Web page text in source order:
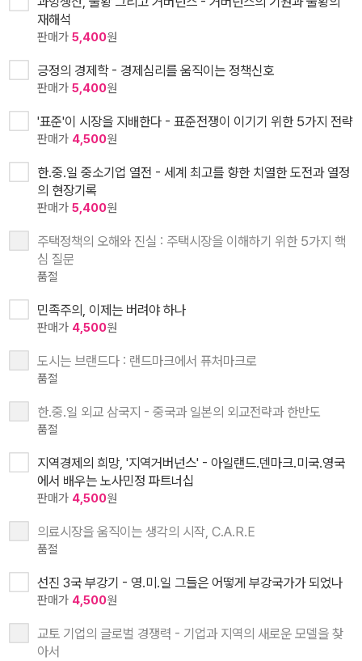
재해석
판매가 5,400원
긍정의 경제학 - 경제심리를 움직이는 정책신호
판매가 5,400원
'표준'이 시장을 지배한다 - 표준전쟁이 이기기 위한 5가지 전략
판매가 4,500원
한.중.일 중소기업 열전 - 세계 최고를 향한 치열한 도전과 열정
의 현장기록
판매가 5,400원
주택정책의 오해와 진실 : 주택시장을 이해하기 위한 5가지 핵
심 질문
품절
민족주의, 이제는 버려야 하나
판매가 4,500원
도시는 브랜드다 : 랜드마크에서 퓨처마크로
품절
한.중.일 외교 삼국지 - 중국과 일본의 외교전략과 한반도
품절
지역경제의 희망, '지역거버넌스' - 아일랜드.덴마크.미국.영국
에서 배우는 노사민정 파트너십
판매가 4,500원
의료시장을 움직이는 생각의 시작, C.A.R.E
품절
선진 3국 부강기 - 영.미.일 그들은 어떻게 부강국가가 되었나
판매가 4,500원
교토 기업의 글로벌 경쟁력 - 기업과 지역의 새로운 모델을 찾
아서